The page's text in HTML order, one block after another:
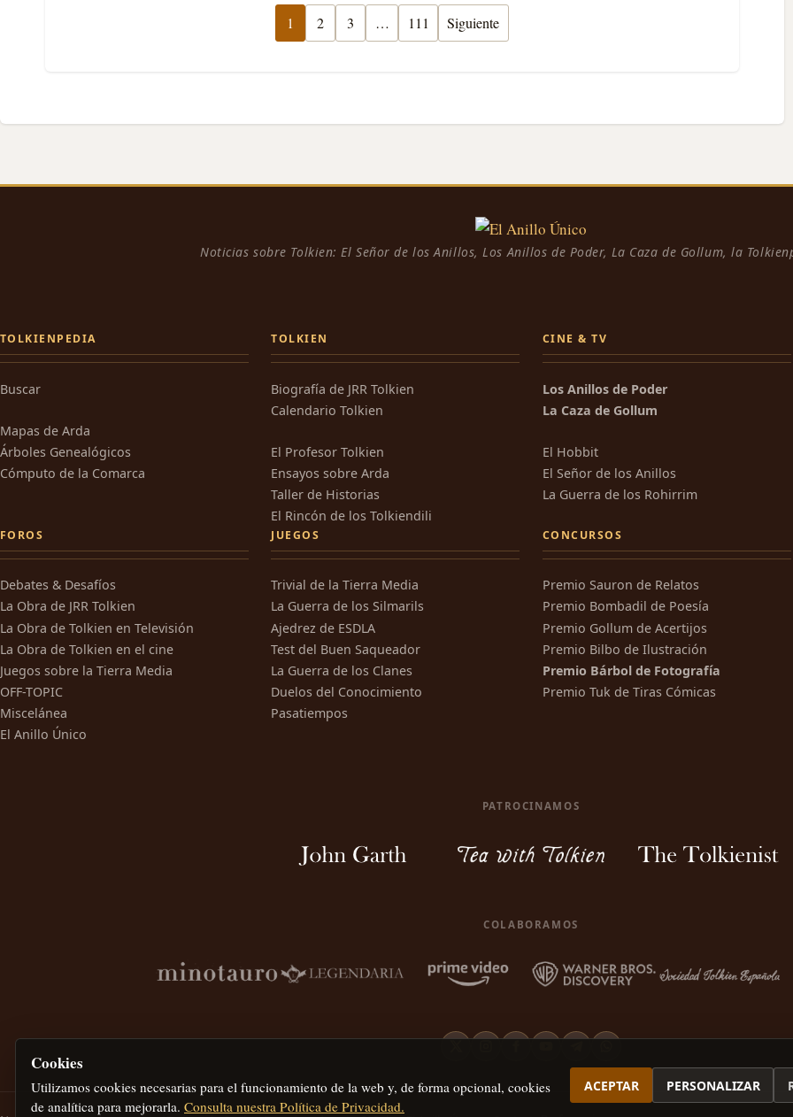
1 2 3 … 111 Siguiente
Noticias sobre Tolkien: El Señor de los Anillos, Los Anillos de Poder, La Caza de Gollum, la
TOLKIENPEDIA
Buscar
Mapas de Arda
Árboles Genealógicos
Cómputo de la Comarca
TOLKIEN
Biografía de JRR Tolkien
Calendario Tolkien
El Profesor Tolkien
Ensayos sobre Arda
Taller de Historias
El Rincón de los Tolkiendili
CINE & TV
Los Anillos de Poder
La Caza de Gollum
El Hobbit
El Señor de los Anillos
La Guerra de los Rohirrim
FOROS
Debates & Desafíos
La Obra de JRR Tolkien
La Obra de Tolkien en Televisión
La Obra de Tolkien en el cine
Juegos sobre la Tierra Media
OFF-TOPIC
Miscelánea
El Anillo Único
JUEGOS
Trivial de la Tierra Media
La Guerra de los Silmarils
Ajedrez de ESDLA
Test del Buen Saqueador
La Guerra de los Clanes
Duelos del Conocimiento
Pasatiempos
CONCURSOS
Premio Sauron de Relatos
Premio Bombadil de Poesía
Premio Gollum de Acertijos
Premio Bilbo de Ilustración
Premio Bárbol de Fotografía
Premio Tuk de Tiras Cómicas
PATROCINAMOS
COLABORAMOS
Cookies
Utilizamos cookies necesarias para el funcionamiento de la web y, de forma opcional, cookies
de analítica para mejorarla. Consulta nuestra Política de Privacidad.
ACEPTAR PERSONALIZAR